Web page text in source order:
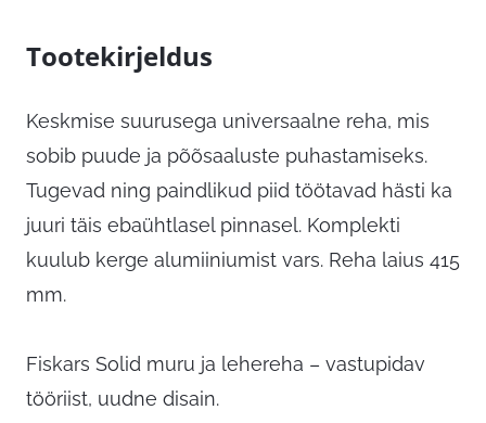
Tootekirjeldus
Keskmise suurusega universaalne reha, mis
sobib puude ja põõsaaluste puhastamiseks.
Tugevad ning paindlikud piid töötavad hästi ka
juuri täis ebaühtlasel pinnasel. Komplekti
kuulub kerge alumiiniumist vars. Reha laius 415
mm.
Fiskars Solid muru ja lehereha – vastupidav
tööriist, uudne disain.